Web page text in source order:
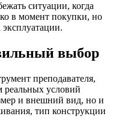
ситуации, когда
в момент покупки, но
эксплуатации.
выбор
преподавателя,
реальных условий
и внешний вид, но и
тип конструкции